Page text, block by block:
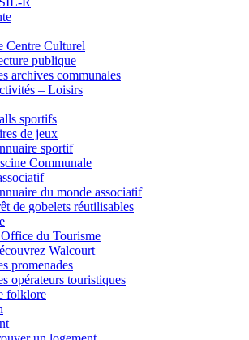
Centre Culturel
publique
archives communales
– Loisirs
sportifs
de jeux
sportif
Communale
du monde associatif
de gobelets réutilisables
du Tourisme
Walcourt
promenades
opérateurs touristiques
folklore